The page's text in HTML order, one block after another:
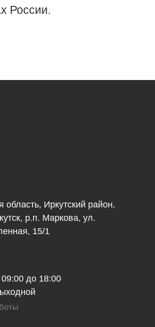
России.
область, Иркутский район,
р.п. Маркова, ул.
15/1
до 18:00